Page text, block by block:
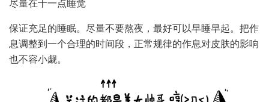
尽量在十一点睡觉
保证充足的睡眠。尽量不要熬夜，最好可以早睡早起。把作
息调整到一个合理的时间段，正常规律的作息对皮肤的影响
也不容小觑。